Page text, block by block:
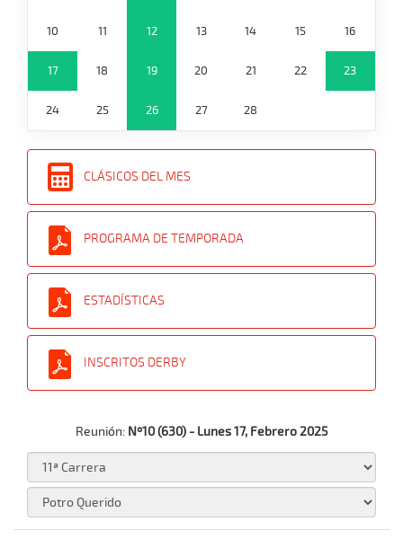
10 11 12 13 14 15 16
17 18 19 20 21 22 23
24 25 26 27 28
CLÁSICOS DEL MES
PROGRAMA DE TEMPORADA
ESTADÍSTICAS
INSCRITOS DERBY
Reunión: Nº10 (630) - Lunes 17, Febrero 2025